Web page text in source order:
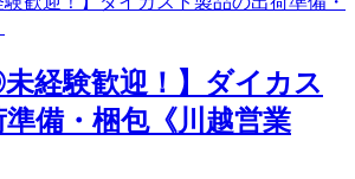
経験歓迎！】ダイカス
準備・梱包《川越営業